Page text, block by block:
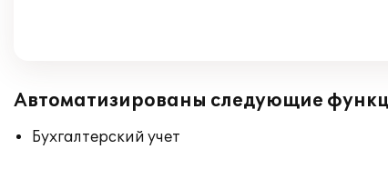
Автоматизированы следующие
Бухгалтерский учет